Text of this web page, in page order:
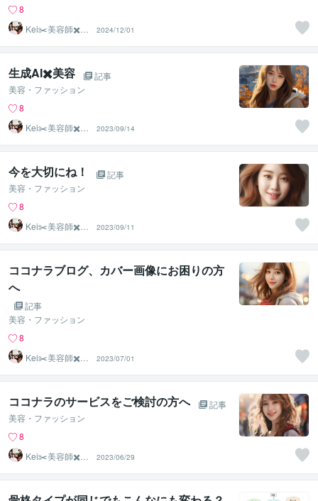
8
Kei✂️美容師✖️似
合わせの専門家
2024/12/01
生成AI✖️美容
記事
美容・ファッション
8
Kei✂️美容師✖️似
合わせの専門家
2023/09/14
今を大切にね！
記事
美容・ファッション
8
Kei✂️美容師✖️似
合わせの専門家
2023/09/11
ココナラブログ、カバー画像にお困りの方
へ
記事
美容・ファッション
8
Kei✂️美容師✖️似
合わせの専門家
2023/07/01
ココナラのサービスをご検討の方へ
記事
美容・ファッション
8
Kei✂️美容師✖️似
合わせの専門家
2023/06/29